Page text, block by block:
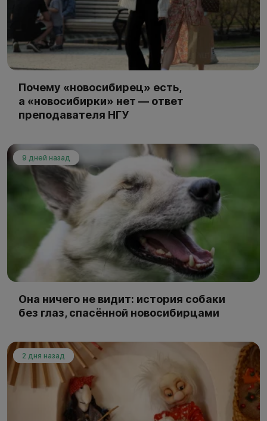
Почему «новосибирец» есть,
а «новосибирки» нет — ответ
преподавателя НГУ
9 дней назад
Она ничего не видит: история собаки
без глаз, спасённой новосибирцами
2 дня назад